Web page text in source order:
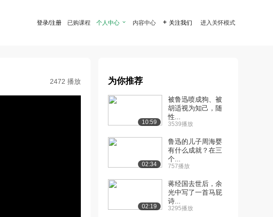
登录/注册 已购课程 个人中心  内容中心  关注我们 进入关怀模式
2472 播放 为你推荐
10:59
被鲁迅喷成狗、被
胡适视为知己，随
性...
3539播放
02:34
鲁迅的儿子周海婴
有什么成就？在三
个...
757播放
02:19
蒋经国去世后，余
光中写了一首马屁
诗...
3295播放